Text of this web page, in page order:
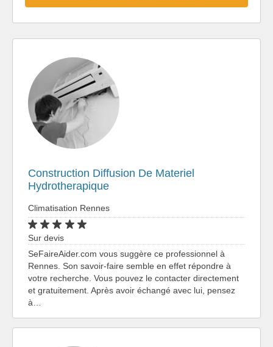
Construction Diffusion De Materiel
Hydrotherapique
Climatisation Rennes
Sur devis
SeFaireAider.com vous suggère ce professionnel à
Rennes. Son savoir-faire semble en effet répondre à
votre recherche. Vous pouvez le contacter directement
et gratuitement. Après avoir échangé avec lui, pensez
à…